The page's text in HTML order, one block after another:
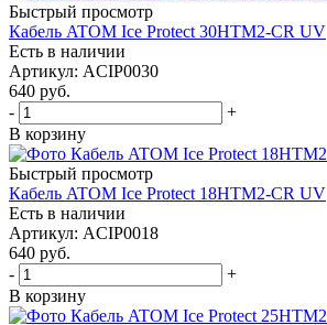
Быстрый просмотр
Кабель ATOM Ice Protect 30HTM2-CR UV
Есть в наличии
Артикул: ACIP0030
640 руб.
-
+
В корзину
Быстрый просмотр
Кабель ATOM Ice Protect 18HTM2-CR UV
Есть в наличии
Артикул: ACIP0018
640 руб.
-
+
В корзину